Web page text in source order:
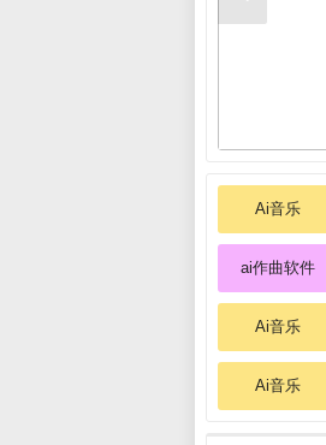
Ai音乐
ai作曲软件
Ai音乐
Ai音乐